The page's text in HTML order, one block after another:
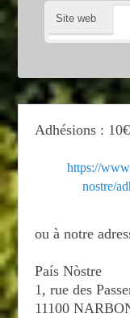
Site web
Adhésions :
https://
nostre/
ou à notre
País Nòstre
1, rue des
11100